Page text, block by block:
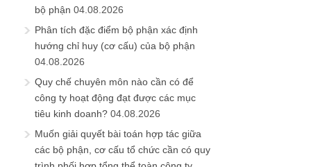
bộ phận 04.08.2026
Phân tích đặc điểm bộ phận xác định
hướng chỉ huy (cơ cấu) của bộ phận
04.08.2026
Quy chế chuyên môn nào cần có để
công ty hoạt động đạt được các mục
tiêu kinh doanh? 04.08.2026
Muốn giải quyết bài toán hợp tác giữa
các bộ phận, cơ cấu tổ chức cần có quy